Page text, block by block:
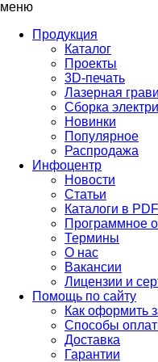
меню
Продукция
Каталог
Проекты
3D-печать
Лазерная
Сборка
Новинки
Популярное
Распродажа
Инфоцентр
Новости
Статьи
Каталоги в PDF
Программное
Термины
О нас
Вакансии
Лицензии и
Помощь по сайту
Как оформить
Способы
Доставка
Гарантии